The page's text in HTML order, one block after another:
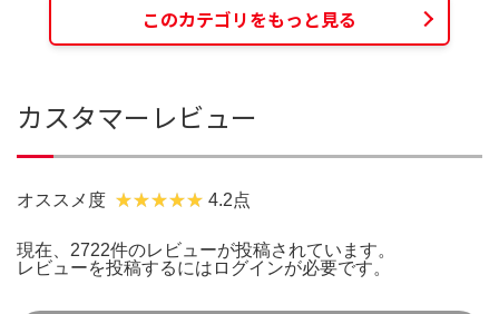
このカテゴリをもっと見る
カスタマーレビュー
オススメ度 4.2点
現在、2722件のレビューが投稿されています。
レビューを投稿するには ログインが必要です。